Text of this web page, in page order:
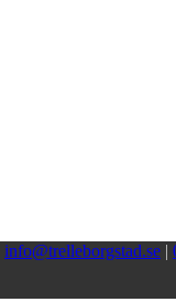
info@trelleborgstad.se |